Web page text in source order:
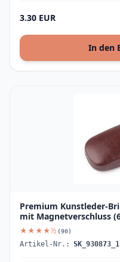
3.30 EUR
In den
Premium Kunstleder-
mit Magnetverschluss
★★★★½ (90)
Artikel-Nr.: